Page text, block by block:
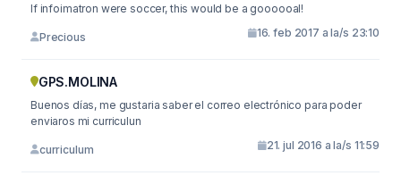
If infoimatron were soccer, this would be a goooooal!
Precious 16. feb 2017 a la/s 23:10
GPS.MOLINA
Buenos días, me gustaria saber el correo electrónico para poder
enviaros mi curriculun
curriculum 21. jul 2016 a la/s 11:59